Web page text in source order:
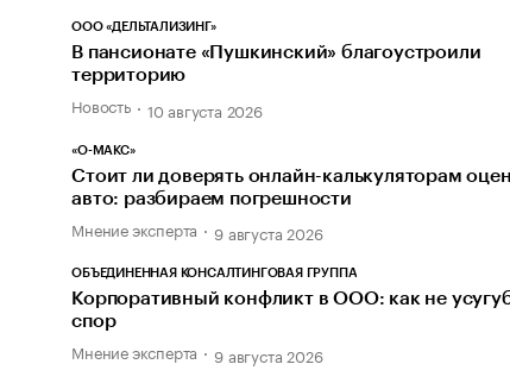
ООО «ДЕЛЬТАЛИЗИНГ»
В пансионате «Пушкинский» благоустроили
территорию
Новость 10 августа 2026
«О-МАКС»
Стоит ли доверять онлайн-калькуляторам
авто: разбираем погрешности
Мнение эксперта 9 августа 2026
ОБЪЕДИНЕННАЯ КОНСАЛТИНГОВАЯ ГРУППА
Корпоративный конфликт в ООО: как не
спор
Мнение эксперта 9 августа 2026